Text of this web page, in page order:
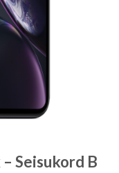
Seisukord B